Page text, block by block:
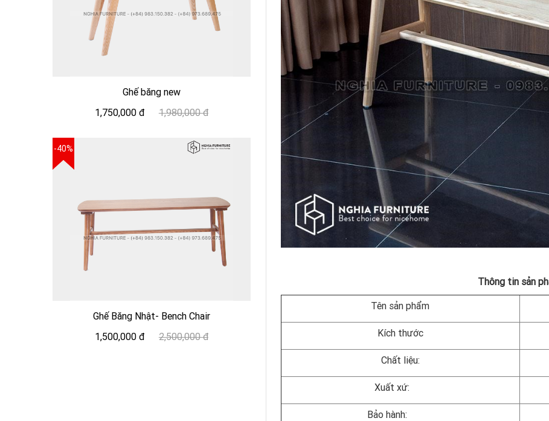
Thông tin sản
Tên sản phẩm
Kích thước
Chất liệu:
Xuất xứ:
Bảo hành:
Ghế băng new
1,750,000 đ
1,980,000 đ
-40%
Ghế Băng Nhật- Bench Chair
1,500,000 đ
2,500,000 đ